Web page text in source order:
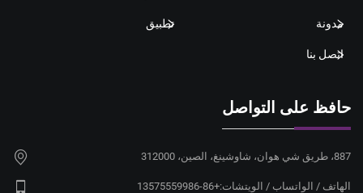
مدونة تطبيق
اتصل بنا
حافظ على التواصل
887، طريق شي هوان، شاوشينغ، الصين، 312000
الهاتف / الواتساب / الويتشات:+86-13575559986